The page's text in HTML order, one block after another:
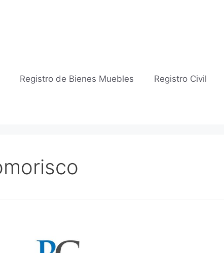
Registro de Bienes Muebles Registro Civil